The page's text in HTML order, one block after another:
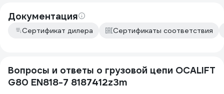
Документация
Сертификат дилера Сертификаты соответствия
Вопросы и ответы о грузовой цепи OCALIFT
G80 EN818-7 8187412z3m